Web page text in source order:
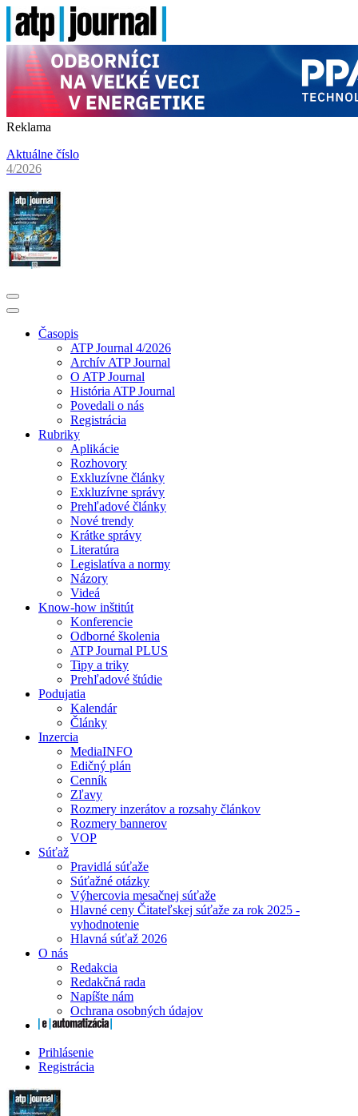
Reklama
Aktuálne číslo
4/2026
Časopis
ATP Journal 4/2026
Archív ATP Journal
O ATP Journal
História ATP Journal
Povedali o nás
Registrácia
Rubriky
Aplikácie
Rozhovory
Exkluzívne články
Exkluzívne správy
Prehľadové články
Nové trendy
Krátke správy
Literatúra
Legislatíva a normy
Názory
Videá
Know-how inštitút
Konferencie
Odborné školenia
ATP Journal PLUS
Tipy a triky
Prehľadové štúdie
Podujatia
Kalendár
Články
Inzercia
MediaINFO
Edičný plán
Cenník
Zľavy
Rozmery inzerátov a rozsahy článkov
Rozmery bannerov
VOP
Súťaž
Pravidlá súťaže
Súťažné otázky
Výhercovia mesačnej súťaže
Hlavné ceny Čitateľskej súťaže za rok 2025 -
vyhodnotenie
Hlavná súťaž 2026
O nás
Redakcia
Redakčná rada
Napíšte nám
Ochrana osobných údajov
Prihlásenie
Registrácia